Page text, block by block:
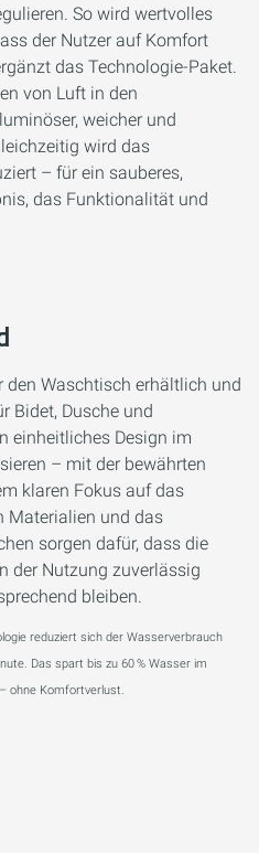
So wird wertvolles
der Nutzer auf Komfort
das Technologie-Paket.
von Luft in den
weicher und
wird das
– für ein sauberes,
das Funktionalität und
den Waschtisch erhältlich und
Bidet, Dusche und
einheitliches Design im
– mit der bewährten
klaren Fokus auf das
Materialien und das
sorgen dafür, dass die
der Nutzung zuverlässig
bleiben.
reduziert sich der Wasserverbrauch
Das spart bis zu 60 % Wasser im
ohne Komfortverlust.